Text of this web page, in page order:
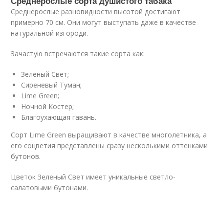
Среднерослые разновидности высотой достигают
примерно 70 см. Они могут выступать даже в качестве
натуральной изгороди.
Зачастую встречаются такие сорта как:
Зеленый Свет;
Сиреневый Туман;
Lime Green;
Ночной Костер;
Благоухающая гавань.
Сорт Lime Green выращивают в качестве многолетника, а
его соцветия представлены сразу несколькими оттенками
бутонов.
Цветок Зеленый Свет имеет уникальные светло-
салатовыми бутонами.